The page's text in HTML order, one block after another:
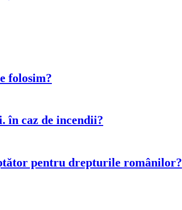
folosim?
în caz de incendii?
pentru drepturile românilor?